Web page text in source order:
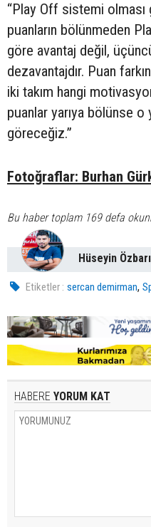
“Play Off sistemi
puanların bölünmeden
göre avantaj değil,
dezavantajdır. Puan
iki takım hangi
puanlar yarıya bölünse
göreceğiz.”
Fotoğraflar: Burhan
Bu haber toplam 169 defa
Hüseyin
Etiketler : sercan demirman,
HABERE YORUM KAT